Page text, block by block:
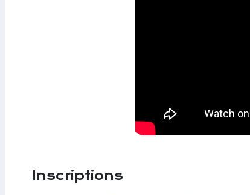
Inscriptions